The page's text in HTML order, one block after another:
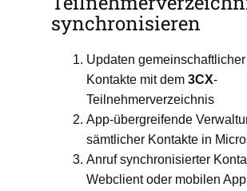
synchronisieren
Updaten
Kontakte mit dem 3CX-
Teilnehmerverzeichnis
App-übergreifende
sämtlicher Kontakte in
Anruf synchronisierter
Webclient oder mobilen